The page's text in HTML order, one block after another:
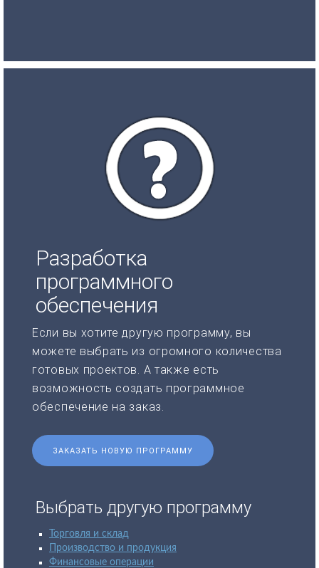
Разработка
программного
обеспечения
Если вы хотите другую программу, вы
можете выбрать из огромного количества
готовых проектов. А также есть
возможность создать программное
обеспечение на заказ.
ЗАКАЗАТЬ НОВУЮ ПРОГРАММУ
Выбрать другую программу
Торговля и склад
Производство и продукция
Финансовые операции